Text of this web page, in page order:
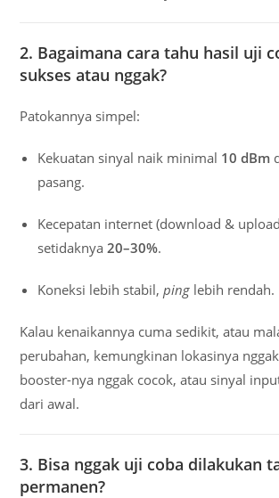
2. Bagaimana cara tahu hasil uji
sukses atau nggak?
Patokannya simpel:
Kekuatan sinyal naik minimal 10 dBm
pasang.
Kecepatan internet (download &
setidaknya20–30%.
Koneksi lebih stabil,ping lebih rendah.
Kalau kenaikannya cuma sedikit, atau
perubahan, kemungkinan lokasinya
booster-nya nggak cocok, atau sinyal
dari awal.
3. Bisa nggak uji coba dilakukan
permanen?